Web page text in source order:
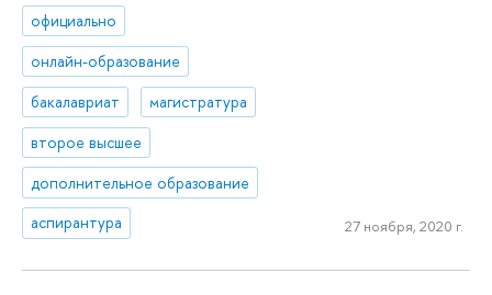
официально
онлайн-образование
бакалавриат
магистратура
второе высшее
дополнительное образование
аспирантура
27 ноября, 2020 г.